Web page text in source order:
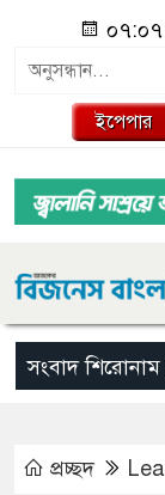
০৭:০৭
ইপেপার
সংবাদ শিরোনাম
প্রচ্ছদ